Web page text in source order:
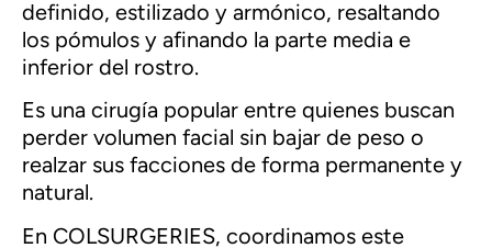
definido, estilizado y armónico, resaltando
los pómulos y afinando la parte media e
inferior del rostro.
Es una cirugía popular entre quienes buscan
perder volumen facial sin bajar de peso o
realzar sus facciones de forma permanente y
natural.
En COLSURGERIES, coordinamos este